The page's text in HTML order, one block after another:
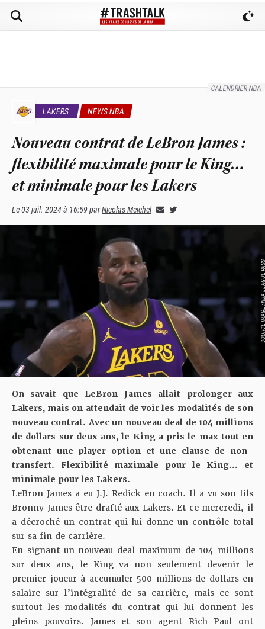
CALENDRIER NBA
LAKERS NEWS NBA
Nouveau contrat de LeBron James :
flexibilité maximale pour le King…
et minimale pour les Lakers
Le03 juil. 2024 à 16:59parNicolas Meichel
SOURCE
On savait que LeBron James allait prolonger aux
Lakers, mais on attendait de voir les modalités de son
nouveau contrat. Avec un nouveau deal de 104 millions
de dollars sur deux ans, le King a pris le max tout en
obtenant une player option et une clause de non-
transfert. Flexibilité maximale pour le King… et
minimale pour les Lakers.
LeBron James a eu J.J. Redick en coach. Il a vu son fils
Bronny James être drafté aux Lakers. Et ce mercredi, il
a décroché un contrat qui lui donne un contrôle total
sur sa fin de carrière.
En signant un nouveau deal maximum de 104 millions
sur deux ans, le King va non seulement devenir le
premier joueur à accumuler 500 millions de dollars en
salaire sur l’intégralité de sa carrière, mais ce sont
surtout les modalités du contrat qui lui donnent les
pleins pouvoirs. James et son agent Rich Paul ont